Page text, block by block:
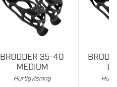
BRODDER 35-40
MEDIUM
Hurtigvisning